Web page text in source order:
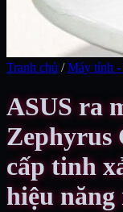
Tranh chủ / Máy tính -
ASUS ra
Zephyrus
cấp tinh
hiệu năng